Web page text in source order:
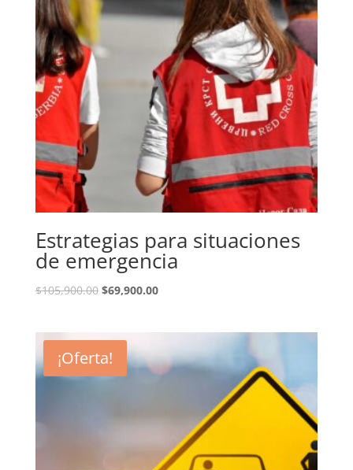
Estrategias para situaciones
de emergencia
$105,900.00 El
era:
$105,900.00.
$69,900.00El
$69,900.00.
¡Oferta!